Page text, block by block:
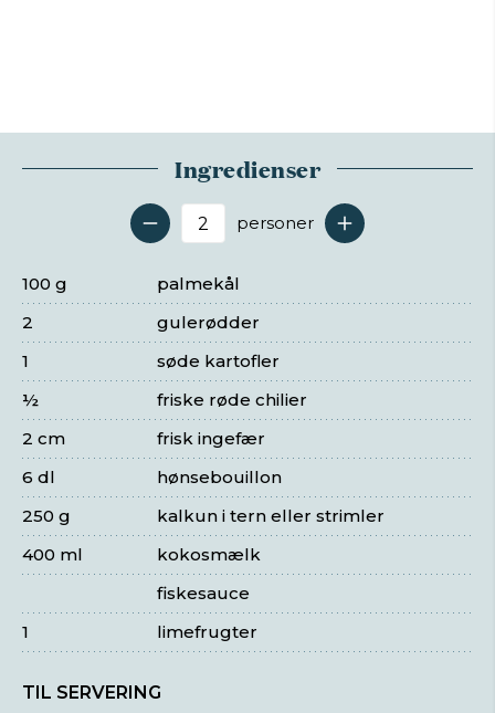
Ingredienser
Antal serveringer
personer
palmekål
100 g
gulerødder
2
søde kartofler
1
friske røde chilier
½
frisk ingefær
2 cm
hønsebouillon
6 dl
kalkun i tern eller strimler
250 g
kokosmælk
400 ml
fiskesauce
limefrugter
1
TIL SERVERING